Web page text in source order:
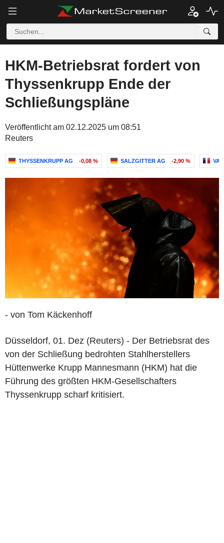
HKM-Betriebsrat fordert von
Thyssenkrupp Ende der
Schließungspläne
Veröffentlicht am 02.12.2025 um 08:51
Reuters
THYSSENKRUPP AG -0,08 % SALZGITTER AG -2,90 %
- von Tom Käckenhoff
Düsseldorf, 01. Dez (Reuters) - Der Betriebsrat des
von der Schließung bedrohten Stahlherstellers
Hüttenwerke Krupp Mannesmann (HKM) hat die
Führung des größten HKM-Gesellschafters
Thyssenkrupp scharf kritisiert.